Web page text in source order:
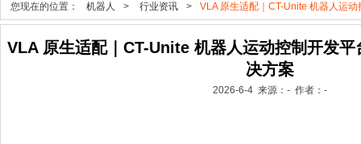
您现在的位置： 机器人 > 行业资讯 > VLA 原生适配｜CT-Unite 机器人运
VLA 原生适配｜CT-Unite 机器人运动控制开发
决方案
2026-6-4 来源：- 作者：-